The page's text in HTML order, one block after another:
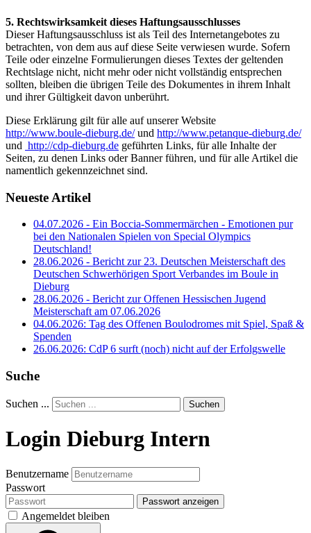
5. Rechtswirksamkeit dieses Haftungsausschlusses
Dieser Haftungsausschluss ist als Teil des Internetangebotes zu
betrachten, von dem aus auf diese Seite verwiesen wurde. Sofern
Teile oder einzelne Formulierungen dieses Textes der geltenden
Rechtslage nicht, nicht mehr oder nicht vollständig entsprechen
sollten, bleiben die übrigen Teile des Dokumentes in ihrem Inhalt
und ihrer Gültigkeit davon unberührt.
Diese Erklärung gilt für alle auf unserer Website
http://www.boule-dieburg.de/und http://www.petanque-dieburg.de/
und http://cdp-dieburg.de geführten Links, für alle Inhalte der
Seiten, zu denen Links oder Banner führen, und für alle Artikel die
namentlich gekennzeichnet sind.
Neueste Artikel
04.07.2026 - Ein Boccia-Sommermärchen - Emotionen pur
bei den Nationalen Spielen von Special Olympics
Deutschland!
28.06.2026 - Bericht zur 23. Deutschen Meisterschaft des
Deutschen Schwerhörigen Sport Verbandes im Boule in
Dieburg
28.06.2026 - Bericht zur Offenen Hessischen Jugend
Meisterschaft am 07.06.2026
04.06.2026: Tag des Offenen Boulodromes mit Spiel, Spaß &
Spenden
26.06.2026: CdP 6 surft (noch) nicht auf der Erfolgswelle
Suche
Suchen ... Suchen
Login Dieburg Intern
Benutzername
Passwort
Passwort anzeigen
Angemeldet bleiben